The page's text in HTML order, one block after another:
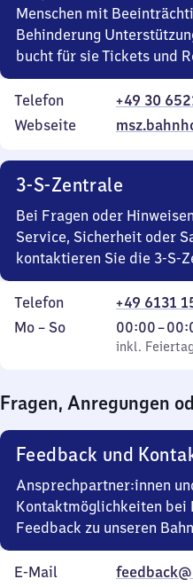
Menschen mit
Behinderung
bucht für sie Tickets und
Telefon
+49 30
Webseite
3-S-Zentrale
Bei Fragen oder
Service, Sicherheit oder
kontaktieren Sie die 3-S-
Telefon
+49 6131
Montag
Mo – So,
inkl. Feiertage
00:00–
Von
0
0
Uhr
inkl.
Fragen, Anregungen
Feedback und
Ansprechpartner:innen
Kontaktmöglichkeiten bei
Feedback zu unseren
E-Mail